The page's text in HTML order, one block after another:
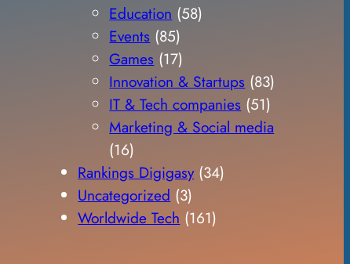
Education (58)
Events (85)
Games (17)
Innovation & Startups (83)
IT & Tech companies (51)
Marketing & Social media
(16)
Rankings Digigasy(34)
Uncategorized (3)
Worldwide Tech (161)